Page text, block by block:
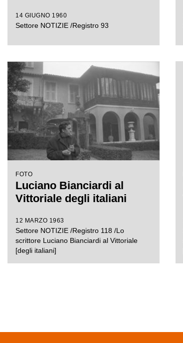
14 GIUGNO 1960
Settore NOTIZIE /Registro 93
FOTO
Luciano Bianciardi al
Vittoriale degli italiani
12 MARZO 1963
Settore NOTIZIE /Registro 118 /Lo
scrittore Luciano Bianciardi al Vittoriale
[degli italiani]